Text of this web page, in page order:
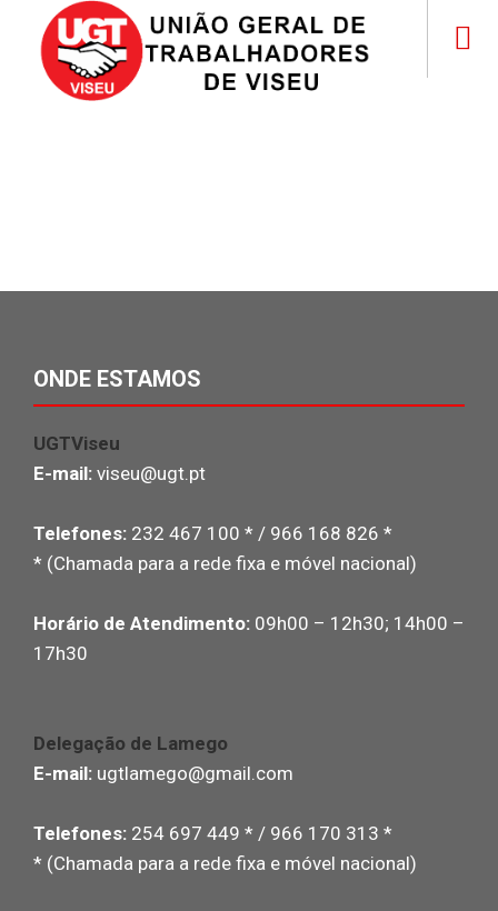
ONDE ESTAMOS
UGTViseu
E-mail: viseu@ugt.pt
Telefones: 232 467 100 * / 966 168 826 *
* (Chamada para a rede fixa e móvel nacional)
Horário de Atendimento: 09h00 – 12h30; 14h00 –
17h30
Delegação de Lamego
E-mail: ugtlamego@gmail.com
Telefones: 254 697 449 * / 966 170 313 *
* (Chamada para a rede fixa e móvel nacional)